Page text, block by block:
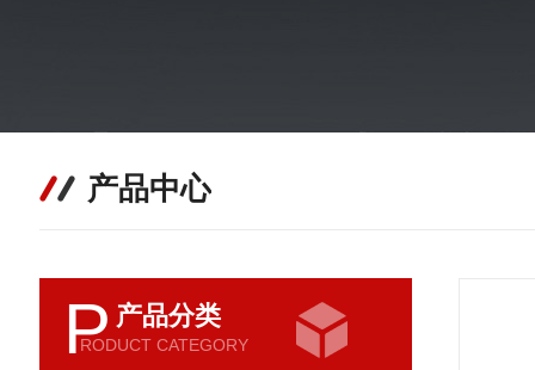
产品中心
P 产品分类
RODUCT CATEGORY